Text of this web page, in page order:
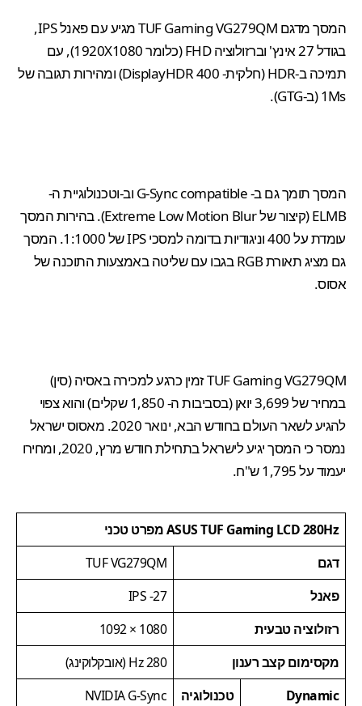
המסך מדגם TUF Gaming VG279QM מגיע עם פאנל IPS,
בגודל 27 אינץ' וברזולוציה FHD (כלומר 1920X1080), עם
תמיכה ב-HDR (חלקית- DisplayHDR 400) ומהירות תגובה של
1Ms (ב-GTG).
המסך תומך גם ב- G-Sync compatible וב-וטכנולוגיית ה-
ELMB (קיצור של Extreme Low Motion Blur). בהירות המסך
עומדת על 400 וניגודיות בדומה למסכי IPS של 1:1000. המסך
גם מציג תאורת RGB בגבו עם שליטה באמצעות התוכנה של
אסוס.
TUF Gaming VG279QMזמין כרגע למכירה באסיה (סין)
במחיר של 3,699 יואן (בסביבות ה- 1,850 שקלים) והוא צפוי
להגיע לשאר העולם בחודש הבא, ינואר 2020. מאסוס ישראל
נמסר כי המסך יגיע לישראל בתחילת חודש מרץ, 2020, ומחירו
יעמוד על 1,795 ש"ח.
ASUS TUF Gaming LCD 280Hz מפרט טכני
דגם
TUF VG279QM
פאנל
27- IPS
רזולוציה טבעית
1080 × 1092
מקסימום קצב רענון
280 Hz (אובקלוקינג)
Dynamic
טכנולוגיה
NVIDIA G-Sync